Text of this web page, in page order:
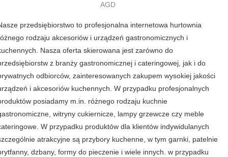
AGD
przedsiębiorstwo to profesjonalna internetowa hurtownia
rodzaju akcesoriów i urządzeń gastronomicznych i
Nasza oferta skierowana jest zarówno do
z branży gastronomicznej i cateringowej, jak i do
odbiorców, zainteresowanych zakupem wysokiej jakości
i akcesoriów kuchennych. W przypadku profesjonalnych
posiadamy m.in. różnego rodzaju kuchnie
witryny cukiernicze, lampy grzewcze czy meble
W przypadku produktów dla klientów indywidulanych
atrakcyjne są przybory kuchenne, w tym garnki, patelnie
dzbany, formy do pieczenie i wiele innych. w przypadku